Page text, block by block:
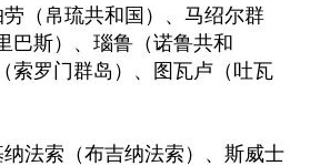
（帛琉共和国）、马绍尔群
巴斯）、瑙鲁（诺鲁共和
索罗门群岛）、图瓦卢（吐瓦
法索（布吉纳法索）、斯威士